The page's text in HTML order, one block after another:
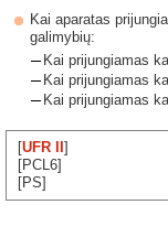
Kai aparatas
galimybių:
Kai prijungiamas
Kai prijungiamas
Kai prijungiamas
[UFR II ]
[PCL6]
[PS]